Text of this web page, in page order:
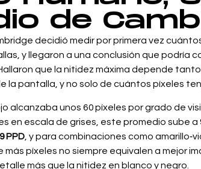
de
decidió medir por primera vez
y llegaron a una conclusión que podría
que la nitidez máxima depende
la pantalla, y no solo de cuántos píxeles
alcanzaba unos 60 píxeles por grado de
en escala de grises, este promedio sube a
PPD , y para combinaciones como
más píxeles no siempre equivalen a mejor
más que la nitidez en blanco y negro.